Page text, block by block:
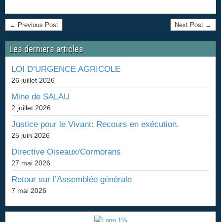
← Previous Post Next Post →
Les derniers articles
LOI D’URGENCE AGRICOLE
26 juillet 2026
Mine de SALAU
2 juillet 2026
Justice pour le Vivant: Recours en exécution.
25 juin 2026
Directive Oiseaux/Cormorans
27 mai 2026
Retour sur l’Assemblée générale
7 mai 2026